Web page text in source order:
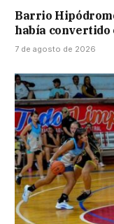
Barrio
había convertido
7 de agosto de 2026